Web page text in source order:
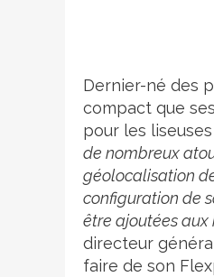
Dernier-né des
compact que
pour les
de nombreux
géolocalisation
configuration de
être ajoutées aux
directeur
faire de son